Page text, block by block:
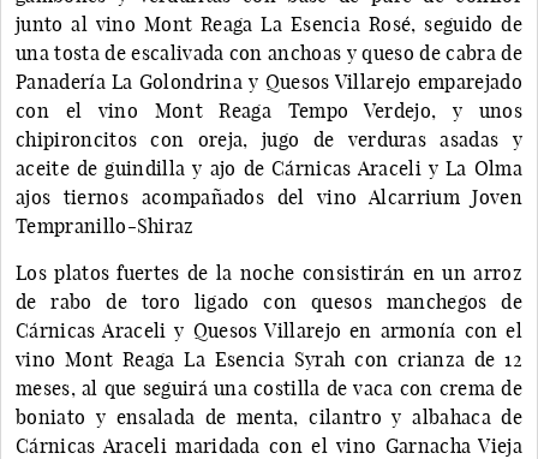
junto al vino Mont Reaga La Esencia Rosé, seguido de
una tosta de escalivada con anchoas y queso de cabra de
Panadería La Golondrina y Quesos Villarejo emparejado
con el vino Mont Reaga Tempo Verdejo, y unos
chipironcitos con oreja, jugo de verduras asadas y
aceite de guindilla y ajo de Cárnicas Araceli y La Olma
ajos tiernos acompañados del vino Alcarrium Joven
Tempranillo-Shiraz
Los platos fuertes de la noche consistirán en un arroz
de rabo de toro ligado con quesos manchegos de
Cárnicas Araceli y Quesos Villarejo en armonía con el
vino Mont Reaga La Esencia Syrah con crianza de 12
meses, al que seguirá una costilla de vaca con crema de
boniato y ensalada de menta, cilantro y albahaca de
Cárnicas Araceli maridada con el vino Garnacha Vieja